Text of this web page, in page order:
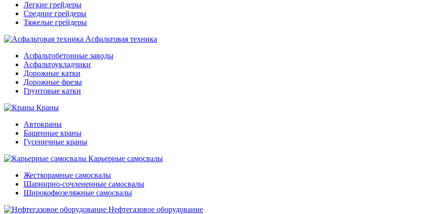
Легкие грейдеры
Средние грейдеры
Тяжелые грейдеры
Асфальтовая техника
Асфальтобетонные заводы
Асфальтоукладчики
Дорожные катки
Дорожные фрезы
Грунтовые катки
Краны
Автокраны
Башенные краны
Гусеничные краны
Карьерные самосвалы
Жесткорамные самосвалы
Шарнирно-сочлененные самосвалы
Широкофюзеляжные самосвалы
Нефтегазовое оборудование